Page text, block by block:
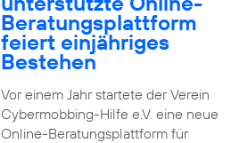
Beratungsplattform
feiert einjähriges
Bestehen
Vor einem Jahr startete der Verein
Cybermobbing-Hilfe e.V. eine neue
Online-Beratungsplattform für